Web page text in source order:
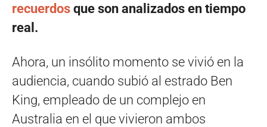
recuerdos que son analizados en tiempo
real.
Ahora, un insólito momento se vivió en la
audiencia, cuando subió al estrado Ben
King, empleado de un complejo en
Australia en el que vivieron ambos